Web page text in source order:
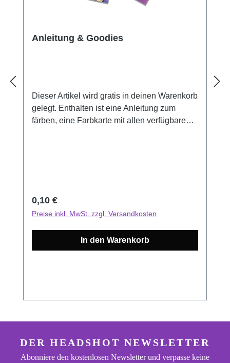
Anleitung & Goodies
Dieser Artikel wird gratis in deinen Warenkorb
gelegt. Enthalten ist eine Anleitung zum
färben, eine Farbkarte mit allen verfügbaren
Regulärer Preis:
0,10 €
Preise inkl. MwSt. zzgl. Versandkosten
In den Warenkorb
DER HEADSHOT NEWSLETTER
Abonniere den kostenlosen Newsletter und verpasse keine
Deine E-Mail Adresse eingeben